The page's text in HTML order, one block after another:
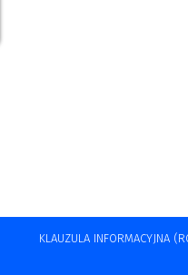
KLAUZULA INFORMACYJNA